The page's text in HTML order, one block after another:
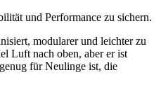
und Performance zu sichern.
modularer und leichter zu
Luft nach oben, aber er ist
für Neulinge ist, die